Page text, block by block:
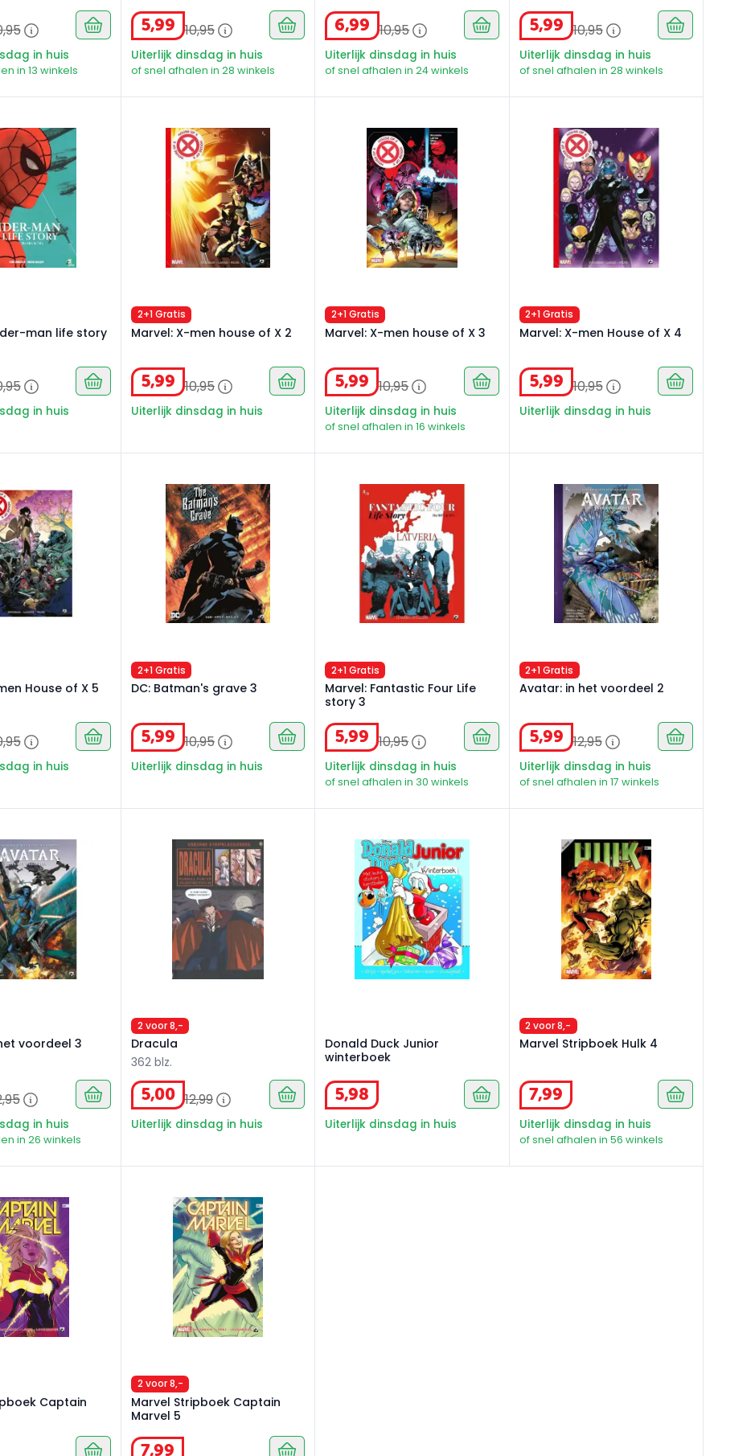
,95
in huis
in 13 winkels
5,99 10,95
Uiterlijk dinsdag in huis
of snel afhalen in 28 winkels
6,99 10,95
Uiterlijk dinsdag in huis
of snel afhalen in 24 winkels
5,99 10,95
Uiterlijk dinsdag in huis
of snel afhalen in 28 winkels
man life story
,95
in huis
2+1 Gratis
Marvel: X-men house of X 2
5,99 10,95
Uiterlijk dinsdag in huis
2+1 Gratis
Marvel: X-men house of X 3
5,99 10,95
Uiterlijk dinsdag in huis
of snel afhalen in 16 winkels
2+1 Gratis
Marvel: X-men House of X 4
5,99 10,95
Uiterlijk dinsdag in huis
House of X 5
,95
in huis
2+1 Gratis
DC: Batman's grave 3
5,99 10,95
Uiterlijk dinsdag in huis
2+1 Gratis
Marvel: Fantastic Four Life
story 3
5,99 10,95
Uiterlijk dinsdag in huis
of snel afhalen in 30 winkels
2+1 Gratis
Avatar: in het voordeel 2
5,99 12,95
Uiterlijk dinsdag in huis
of snel afhalen in 17 winkels
voordeel 3
,95
in huis
in 26 winkels
2 voor 8,-
Dracula
362 blz.
5,00 12,99
Uiterlijk dinsdag in huis
Donald Duck Junior
winterboek
5,98
Uiterlijk dinsdag in huis
2 voor 8,-
Marvel Stripboek Hulk 4
7,99
Uiterlijk dinsdag in huis
of snel afhalen in 56 winkels
Captain
2 voor 8,-
Marvel Stripboek Captain
Marvel 5
7,99